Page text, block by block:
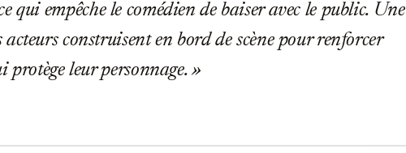
qui empêche le comédien de baiser avec le public. Une
construisent en bord de scène pour renforcer
leur personnage.